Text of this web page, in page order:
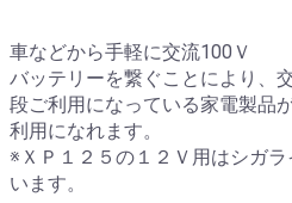
車などから手軽に交流100Ｖ
バッテリーを繋ぐことにより、
段ご利用になっている家電製品
利用になれます。
※ＸＰ１２５の１２Ｖ用はシガ
います。